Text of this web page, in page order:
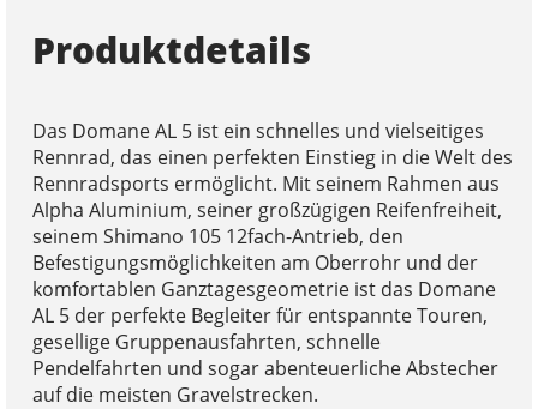
Produktdetails
Das Domane AL 5 ist ein schnelles und vielseitiges
Rennrad, das einen perfekten Einstieg in die Welt des
Rennradsports ermöglicht. Mit seinem Rahmen aus
Alpha Aluminium, seiner großzügigen Reifenfreiheit,
seinem Shimano 105 12fach-Antrieb, den
Befestigungsmöglichkeiten am Oberrohr und der
komfortablen Ganztagesgeometrie ist das Domane
AL 5 der perfekte Begleiter für entspannte Touren,
gesellige Gruppenausfahrten, schnelle
Pendelfahrten und sogar abenteuerliche Abstecher
auf die meisten Gravelstrecken.